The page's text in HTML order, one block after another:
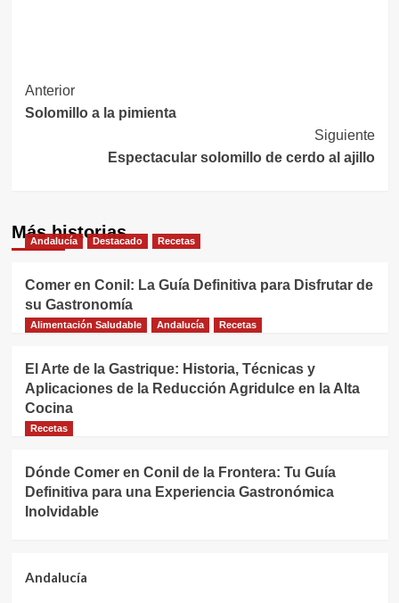
Navegación
de
entradas
Anterior
Solomillo a la pimienta
Siguiente
Espectacular solomillo de cerdo al ajillo
Más historias
Andalucía Destacado Recetas
Comer en Conil: La Guía Definitiva para Disfrutar de
su Gastronomía
Alimentación Saludable Andalucía Recetas
El Arte de la Gastrique: Historia, Técnicas y
Aplicaciones de la Reducción Agridulce en la Alta
Cocina
Recetas
Dónde Comer en Conil de la Frontera: Tu Guía
Definitiva para una Experiencia Gastronómica
Inolvidable
Andalucía